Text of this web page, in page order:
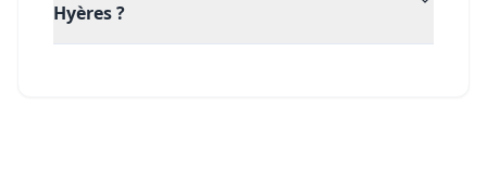
Hyères ?